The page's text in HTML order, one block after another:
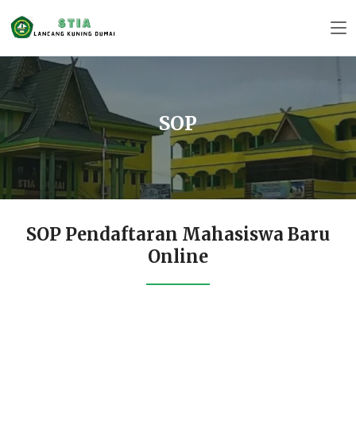
SOP
SOP Pendaftaran Mahasiswa Baru
Online